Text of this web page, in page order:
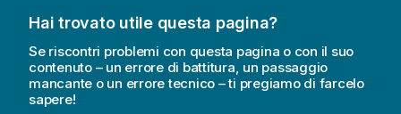
Hai trovato utile questa pagina?
Se riscontri problemi con questa pagina o con il suo
contenuto – un errore di battitura, un passaggio
mancante o un errore tecnico – ti pregiamo di farcelo
sapere!